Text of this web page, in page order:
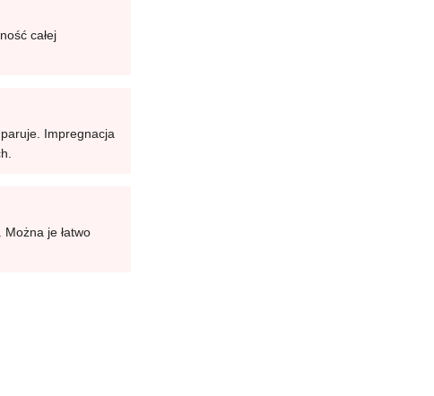
całej
Impregnacja
je łatwo